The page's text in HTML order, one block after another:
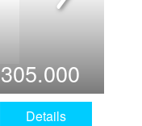
305.000
Details